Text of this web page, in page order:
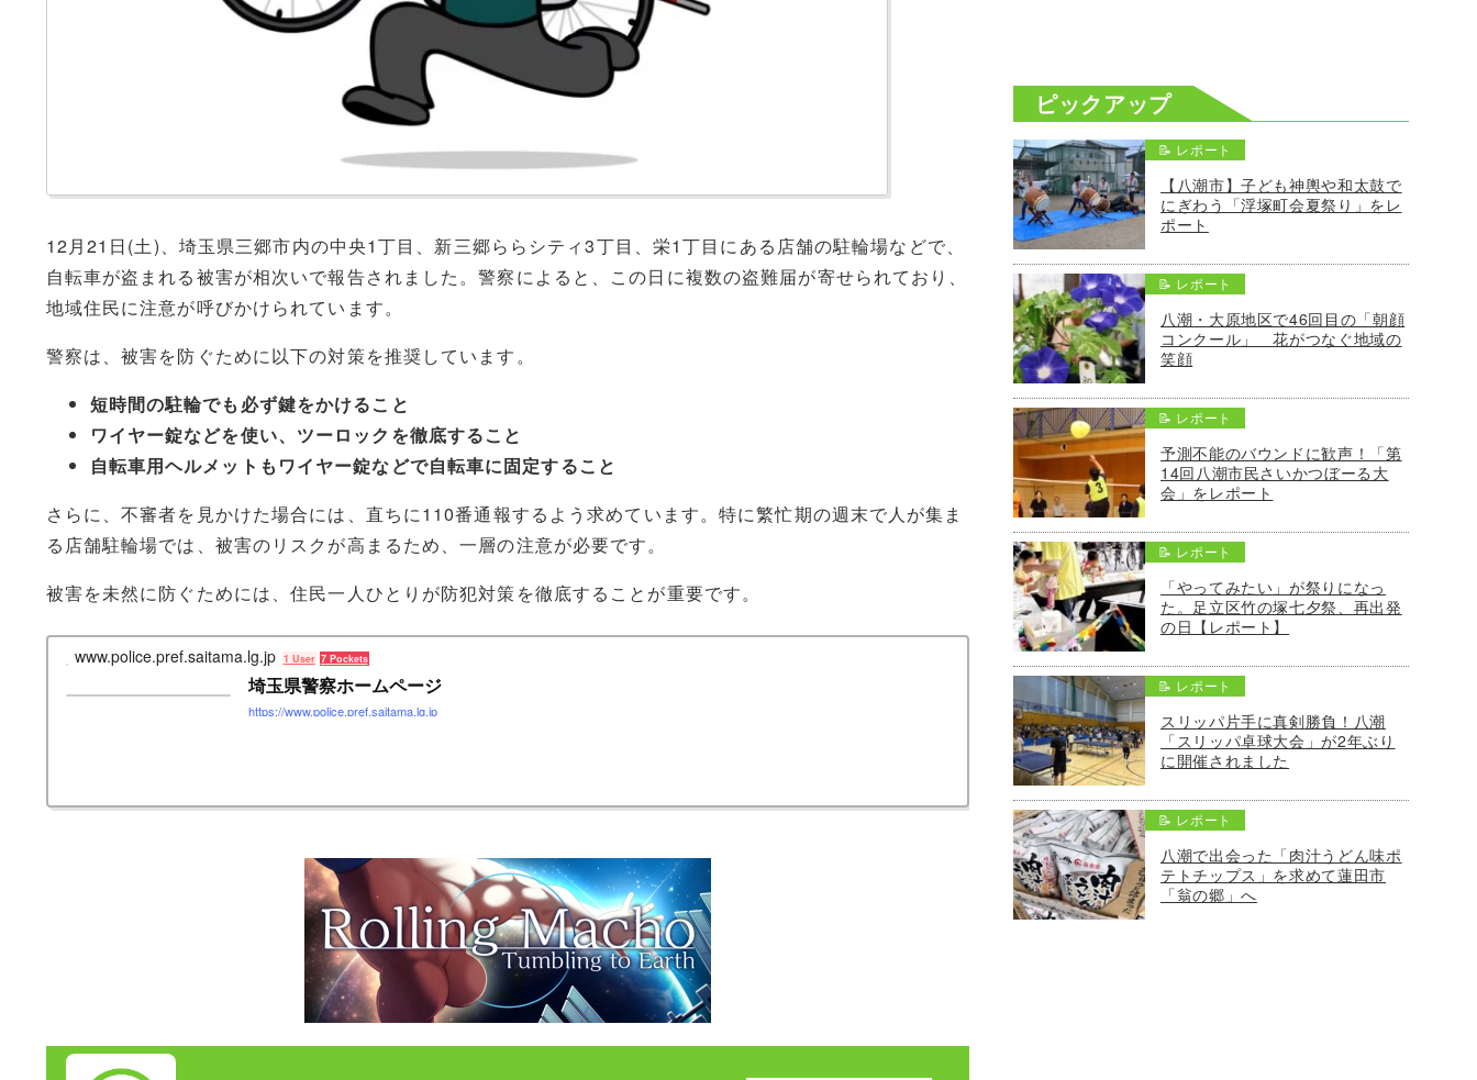
12月21日(土)、埼玉県三郷市内の中央1丁目、新三郷ららシティ3丁目、栄1丁目にある店舗の駐輪場などで、
自転車が盗まれる被害が相次いで報告されました。警察によると、この日に複数の盗難届が寄せられており、
地域住民に注意が呼びかけられています。
警察は、被害を防ぐために以下の対策を推奨しています。
短時間の駐輪でも必ず鍵をかけること
ワイヤー錠などを使い、ツーロックを徹底すること
自転車用ヘルメットもワイヤー錠などで自転車に固定すること
さらに、不審者を見かけた場合には、直ちに110番通報するよう求めています。特に繁忙期の週末で人が集ま
る店舗駐輪場では、被害のリスクが高まるため、一層の注意が必要です。
被害を未然に防ぐためには、住民一人ひとりが防犯対策を徹底することが重要です。
www.police.pref.saitama.lg.jp 1 User 7 Pockets
埼玉県警察ホームページ
https://www.police.pref.saitama.lg.jp
ピックアップ
📝 レポート
【八潮市】子ども神輿や和太鼓で
にぎわう「浮塚町会夏祭り」をレ
ポート
📝 レポート
八潮・大原地区で46回目の「朝顔
コンクール」 花がつなぐ地域の
笑顔
📝 レポート
予測不能のバウンドに歓声！「第
14回八潮市民さいかつぼーる大
会」をレポート
📝 レポート
「やってみたい」が祭りになっ
た。足立区竹の塚七夕祭、再出発
の日【レポート】
📝 レポート
スリッパ片手に真剣勝負！八潮
「スリッパ卓球大会」が2年ぶり
に開催されました
📝 レポート
八潮で出会った「肉汁うどん味ポ
テトチップス」を求めて蓮田市
「翁の郷」へ